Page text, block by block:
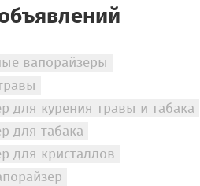
вапорайзеры
для курения травы и табака
для табака
для кристаллов